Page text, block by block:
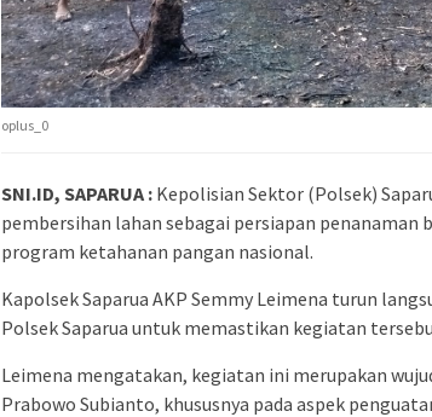
oplus_0
SNI.ID, SAPARUA : Kepolisian Sektor (Polsek)
pembersihan lahan sebagai persiapan
program ketahanan pangan nasional.
Kapolsek Saparua AKP Semmy Leimena turun
Polsek Saparua untuk memastikan kegiatan
Leimena mengatakan, kegiatan ini merupakan
Prabowo Subianto, khususnya pada aspek